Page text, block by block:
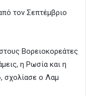
τον Σεπτέμβριο
Βορειοκορεάτες
η Ρωσία και η
σχολίασε ο Λαμ